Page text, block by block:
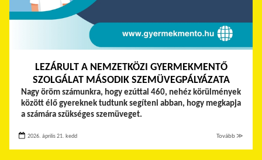
LEZÁRULT A NEMZETKÖZI GYERMEKMENTŐ
SZOLGÁLAT MÁSODIK SZEMÜVEGPÁLYÁZATA
Nagy öröm számunkra, hogy ezúttal 460, nehéz körülmények
között élő gyereknek tudtunk segíteni abban, hogy megkapja
a számára szükséges szemüveget.
2026. április 21. kedd Tovább ≫